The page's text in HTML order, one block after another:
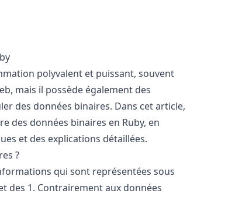
polyvalent et puissant, souvent
mais il possède également des
des données binaires. Dans cet article,
des données binaires en Ruby, en
et des explications détaillées.
?
qui sont représentées sous
des 1. Contrairement aux données